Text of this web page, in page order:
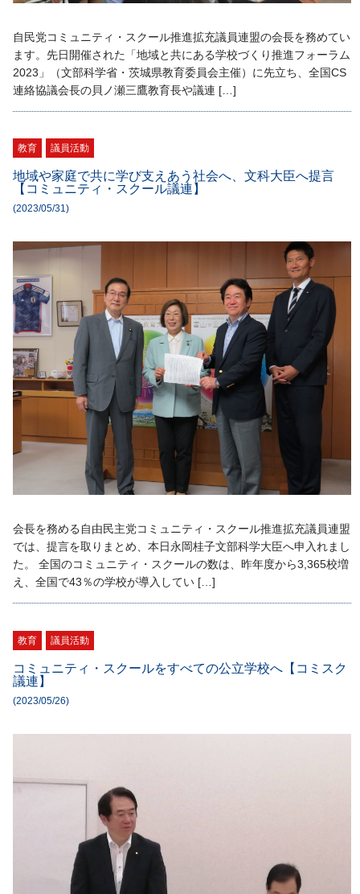
自民党コミュニティ・スクール推進拡充議員連盟の会長を務めてい
ます。先日開催された「地域と共にある学校づくり推進フォーラム
2023」（文部科学省・茨城県教育委員会主催）に先立ち、全国CS
連絡協議会長の貝ノ瀬三鷹教育長や議連 […]
教育 議員活動
地域や家庭で共に学び支えあう社会へ、文科大臣へ提言
【コミュニティ・スクール議連】
(2023/05/31)
会長を務める自由民主党コミュニティ・スクール推進拡充議員連盟
では、提言を取りまとめ、本日永岡桂子文部科学大臣へ申入れまし
た。 全国のコミュニティ・スクールの数は、昨年度から3,365校増
え、全国で43％の学校が導入してい […]
教育 議員活動
コミュニティ・スクールをすべての公立学校へ【コミスク
議連】
(2023/05/26)